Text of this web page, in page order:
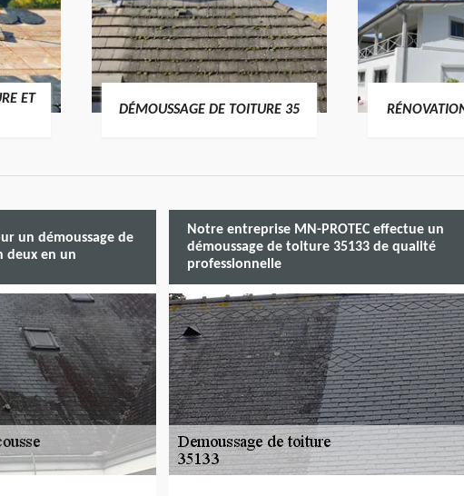
ET
DÉMOUSSAGE DE TOITURE 35
un démoussage de
deux en un
Notre entreprise MN-PROTEC effectue un
démoussage de toiture 35133 de qualité
professionnelle